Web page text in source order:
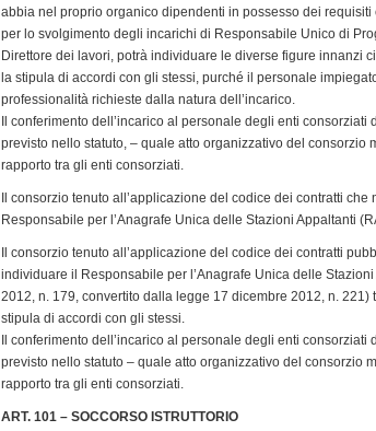
abbia nel proprio organico dipendenti in possesso dei
per lo svolgimento degli incarichi di Responsabile Unico di
Direttore dei lavori, potrà individuare le diverse figure innanzi
la stipula di accordi con gli stessi, purché il personale
professionalità richieste dalla natura dell’incarico.
Il conferimento dell’incarico al personale degli enti
previsto nello statuto, – quale atto organizzativo del consorzio
rapporto tra gli enti consorziati.
Il consorzio tenuto all’applicazione del codice dei contratti
Responsabile per l’Anagrafe Unica delle Stazioni Appaltanti
Il consorzio tenuto all’applicazione del codice dei contratti
individuare il Responsabile per l’Anagrafe Unica delle
2012, n. 179, convertito dalla legge 17 dicembre 2012, n.
stipula di accordi con gli stessi.
Il conferimento dell’incarico al personale degli enti
previsto nello statuto – quale atto organizzativo del consorzio
rapporto tra gli enti consorziati.
ART. 101 – SOCCORSO ISTRUTTORIO